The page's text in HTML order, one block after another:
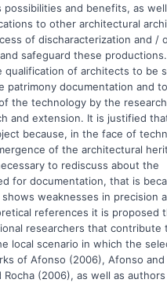
and benefits, as
to other architectural
of discharacterization and /
safeguard these
qualification of architects to be
patrimony documentation and
the technology by the
and extension. It is justified
because, in the face of
of the architectural
to rediscuss about the
for documentation, that is
weaknesses in precision
references it is proposed
researchers that contribute
local scenario in which the
of Afonso (2006), Afonso and
Rocha (2006), as well as